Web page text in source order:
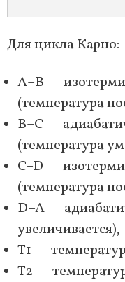
Для цикла Карно:
А–B —
(температура
B–C —
(температура
C–D —
(температура
D–A —
увеличивается),
Т1 —
Т2 —